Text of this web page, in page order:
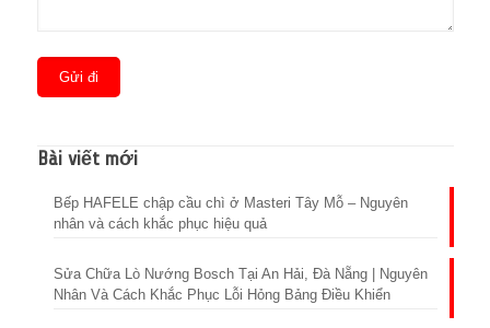
Bài viết mới
Bếp HAFELE chập cầu chì ở Masteri Tây Mỗ – Nguyên
nhân và cách khắc phục hiệu quả
Sửa Chữa Lò Nướng Bosch Tại An Hải, Đà Nẵng | Nguyên
Nhân Và Cách Khắc Phục Lỗi Hỏng Bảng Điều Khiển